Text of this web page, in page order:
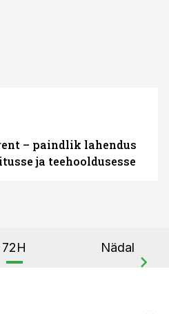
– paindlik lahendus
ja teehooldusesse
72H Nädal